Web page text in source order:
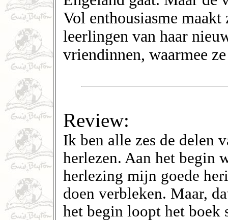
Vol enthousiasme maakt
leerlingen van haar
vriendinnen, waarmee
Review:
Ik ben alle zes de delen
herlezen. Aan het begin
herlezing mijn goede
doen verbleken. Maar,
het begin loopt het boek